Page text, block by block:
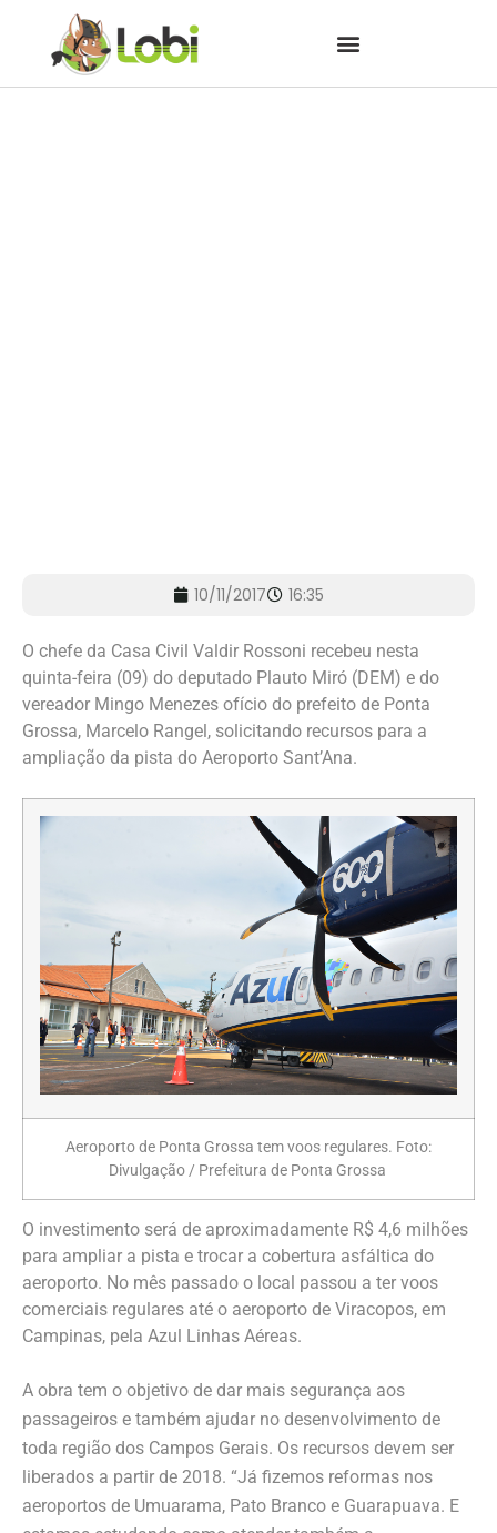
10/11/2017 16:35
O chefe da Casa Civil Valdir Rossoni recebeu nesta
quinta-feira (09) do deputado Plauto Miró (DEM) e do
vereador Mingo Menezes ofício do prefeito de Ponta
Grossa, Marcelo Rangel, solicitando recursos para a
ampliação da pista do Aeroporto Sant’Ana.
Aeroporto de Ponta Grossa tem voos regulares. Foto:
Divulgação / Prefeitura de Ponta Grossa
O investimento será de aproximadamente R$ 4,6 milhões
para ampliar a pista e trocar a cobertura asfáltica do
aeroporto. No mês passado o local passou a ter voos
comerciais regulares até o aeroporto de Viracopos, em
Campinas, pela Azul Linhas Aéreas.
A obra tem o objetivo de dar mais segurança aos
passageiros e também ajudar no desenvolvimento de
toda região dos Campos Gerais. Os recursos devem ser
liberados a partir de 2018. “Já fizemos reformas nos
aeroportos de Umuarama, Pato Branco e Guarapuava. E